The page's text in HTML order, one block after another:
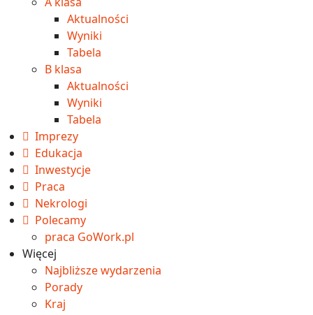
Aktualności
Wyniki
Tabela
B klasa
Aktualności
Wyniki
Tabela
Imprezy
Edukacja
Inwestycje
Praca
Nekrologi
Polecamy
praca GoWork.pl
Więcej
Najbliższe wydarzenia
Porady
Kraj